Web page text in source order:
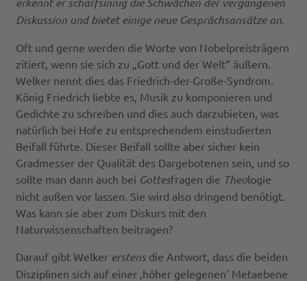
Diskussion und bietet einige neue Gesprächsansätze an.
Oft und gerne werden die Worte von Nobelpreisträgern
zitiert, wenn sie sich zu „Gott und der Welt“ äußern.
Welker nennt dies das Friedrich-der-Große-Syndrom.
König Friedrich liebte es, Musik zu komponieren und
Gedichte zu schreiben und dies auch darzubieten, was
natürlich bei Hofe zu entsprechendem einstudierten
Beifall führte. Dieser Beifall sollte aber sicher kein
Gradmesser der Qualität des Dargebotenen sein, und so
sollte man dann auch bei Gottesfragen die Theologie
nicht außen vor lassen. Sie wird also dringend benötigt.
Was kann sie aber zum Diskurs mit den
Naturwissenschaften beitragen?
Darauf gibt Welker erstens die Antwort, dass die beiden
Disziplinen sich auf einer ‚höher gelegenen‘ Metaebene